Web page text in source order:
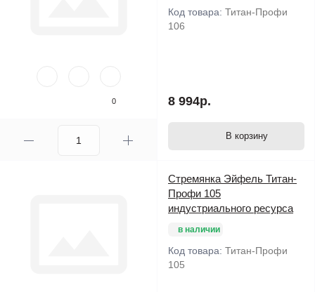
0
Код товара: Титан-Профи
106
8 994р.
В корзину
Стремянка Эйфель Титан-
Профи 105
индустриального ресурса
в наличии
Код товара: Титан-Профи
105